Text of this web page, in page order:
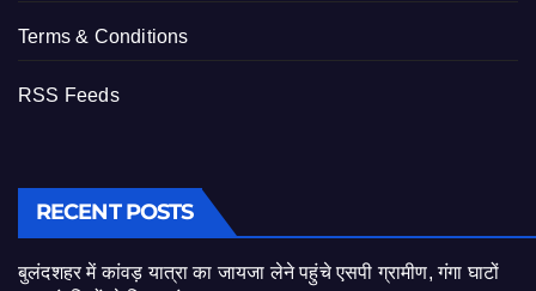
Terms & Conditions
RSS Feeds
RECENT POSTS
बुलंदशहर में कांवड़ यात्रा का जायजा लेने पहुंचे एसपी ग्रामीण, गंगा घाटों